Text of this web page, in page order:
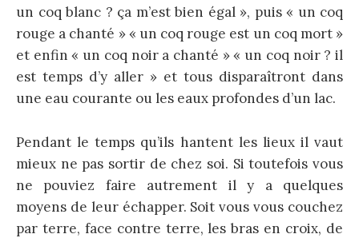
un coq blanc ? ça m’est bien égal », puis « un coq
rouge a chanté » « un coq rouge est un coq mort »
et enfin « un coq noir a chanté » « un coq noir ? il
est temps d’y aller » et tous disparaîtront dans
une eau courante ou les eaux profondes d’un lac.
Pendant le temps qu’ils hantent les lieux il vaut
mieux ne pas sortir de chez soi. Si toutefois vous
ne pouviez faire autrement il y a quelques
moyens de leur échapper. Soit vous vous couchez
par terre, face contre terre, les bras en croix, de